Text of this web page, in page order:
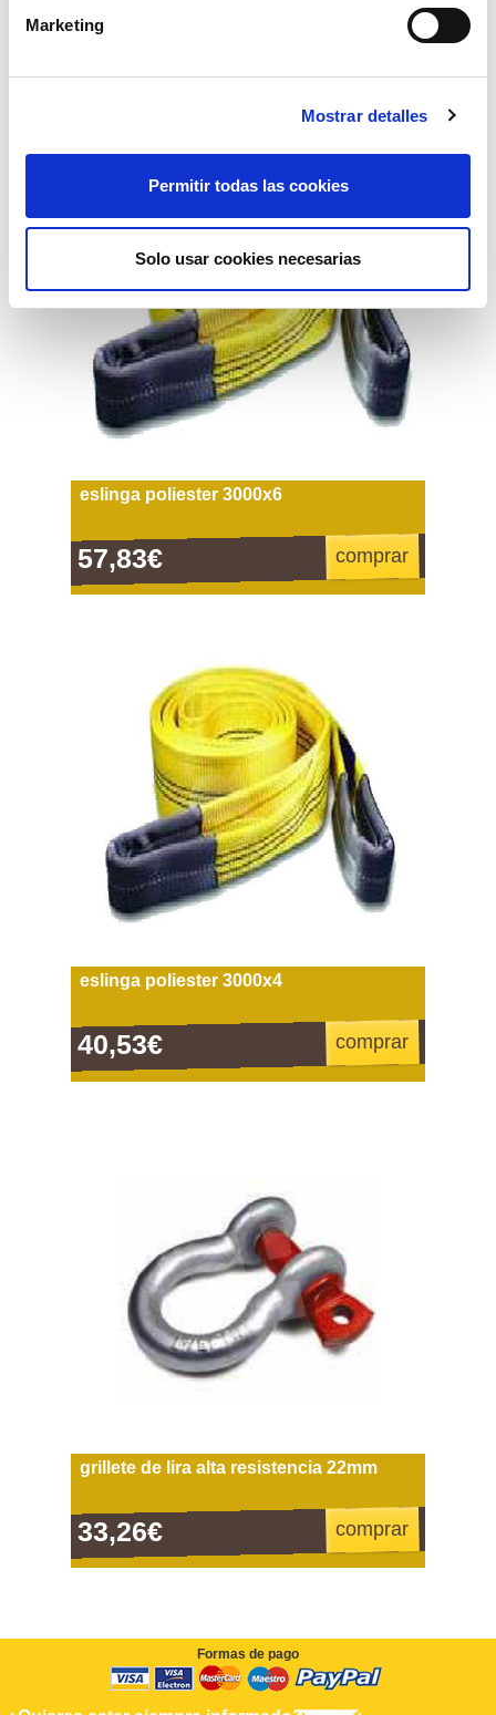
Marketing
Mostrar detalles
Permitir todas las cookies
Solo usar cookies necesarias
60,48€
eslinga poliester 3000x6
57,83€ comprar
eslinga poliester 3000x4
40,53€ comprar
grillete de lira alta resistencia 22mm
33,26€ comprar
Formas de pago